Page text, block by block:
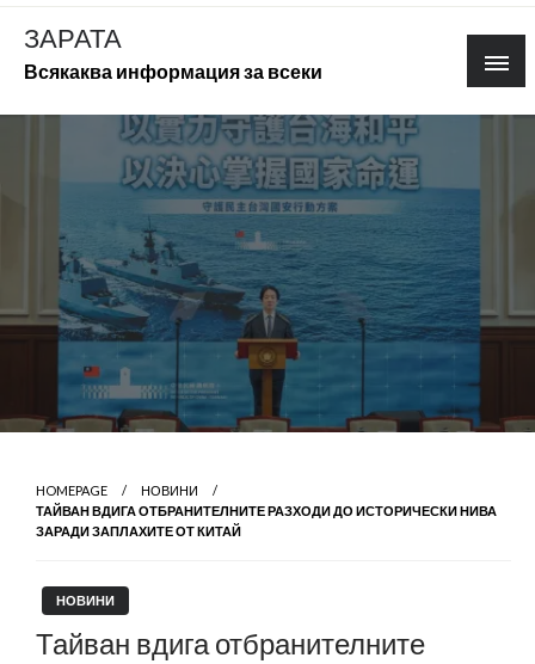
Skip
content
ЗАРАТА
Всякаква информация за всеки
HOMEPAGE
НОВИНИ
ТАЙВАН ВДИГА ОТБРАНИТЕЛНИТЕ РАЗХОДИ ДО ИСТОРИЧЕСКИ НИВА
ЗАРАДИ ЗАПЛАХИТЕ ОТ КИТАЙ
НОВИНИ
Тайван вдига отбранителните